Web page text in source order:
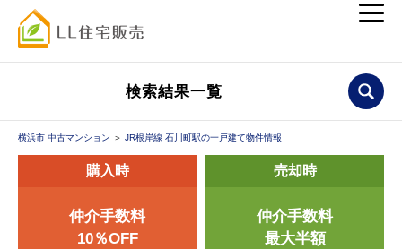
検索結果一覧
横浜市 中古マンション ＞ JR根岸線 石川町駅の一戸建て物件情報
購入時
仲介手数料
10％OFF
売却時
仲介手数料
最大半額